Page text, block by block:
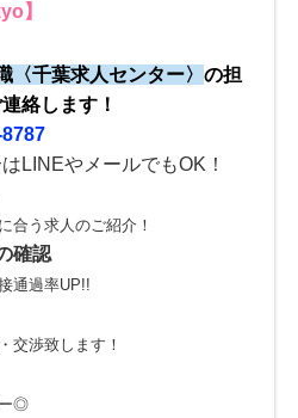
】
〈千葉求人センター〉 の担
絡します！
8787
LINEやメールでもOK！
合う求人のご紹介！
確認
通過率UP!!
交渉致します！
ー◎